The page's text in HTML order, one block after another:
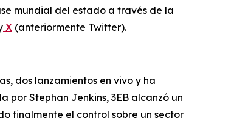
mundial del estado a través de la
X (anteriormente Twitter).
dos lanzamientos en vivo y ha
Stephan Jenkins, 3EB alcanzó un
finalmente el control sobre un sector